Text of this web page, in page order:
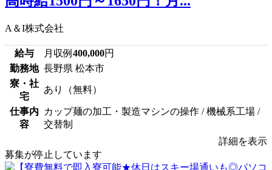
A＆I株式会社
給与 月収例 400,000円
勤務地 長野県 松本市
寮・社
宅
あり（無料）
仕事内
容
カップ麺の加工・製造マシンの操作 / 機械系工場 /
交替制
詳細を表示
募集が停止しています